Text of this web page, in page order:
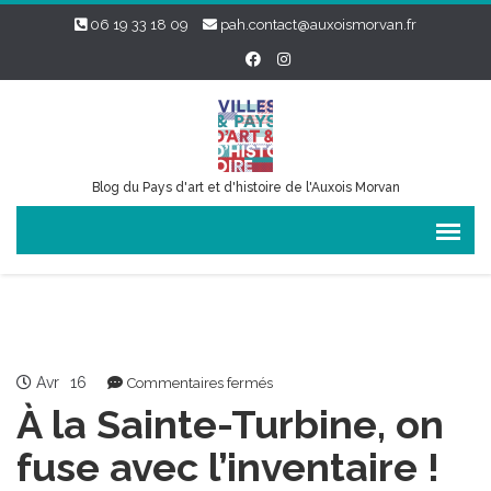
06 19 33 18 09 pah.contact@auxoismorvan.fr
Blog du Pays d'art et d'histoire de l'Auxois Morvan
Avr 16 Commentaires ferméssur
Turbine,
À la Sainte-Turbine, on
fuse avec l’inventaire !